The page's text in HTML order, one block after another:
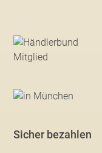
Sicher bezahlen